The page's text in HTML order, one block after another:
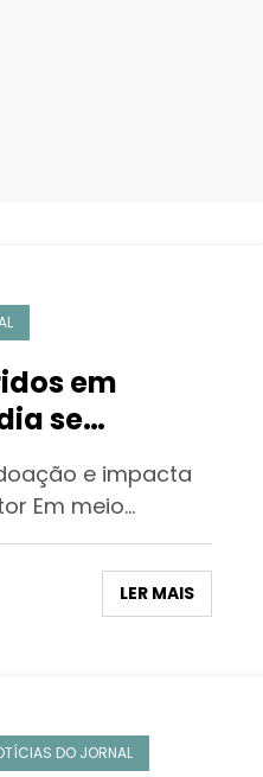
em
se
financeiro
e impacta
Em meio…
LER MAIS
DO JORNAL